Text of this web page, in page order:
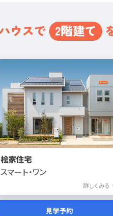
ウスで 2階建て
桧家住宅
スマート・ワン
詳しくみる
見学予約